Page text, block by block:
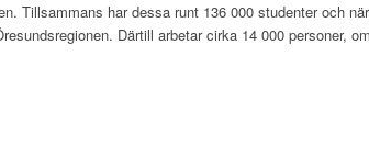
Tillsammans har dessa runt 136 000 studenter och
Därtill arbetar cirka 14 000 personer,